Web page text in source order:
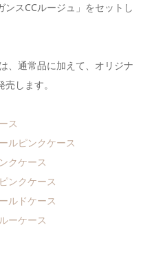
スCCルージュ」をセットし
、通常品に加えて、オリジナ
します。
ス
ルピンクケース
クケース
ンクケース
ルドケース
ーケース